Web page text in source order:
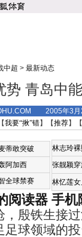
中超 > 最新动态
势 青岛中
2005年3
我要“揪”错】【推荐】
蒂敢突破
阿加西
全球禁赛
林志玲
张靓颖
林忆莲
阅读器 手机
殷铁生接过
足球领域的